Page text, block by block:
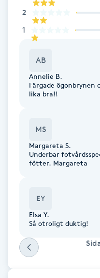
Fillers
Fotmassage
Fotvård
Fransborttagning
Fransförlängning Volym
2
1
AB
Annelie B.
Färgade
lika bra!!
MS
Margareta S.
Underbar
fötter. Margareta
EY
Elsa Y.
Så otroligt duktig!